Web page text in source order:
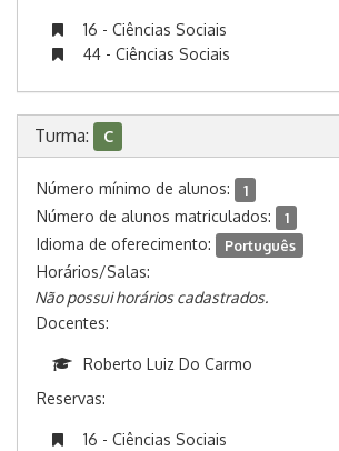
16 - Ciências Sociais
44 - Ciências Sociais
Turma: C
Número mínimo de alunos: 1
Número de alunos matriculados: 1
Idioma de oferecimento: Português
Horários/Salas:
Não possui horários cadastrados.
Docentes:
Roberto Luiz Do Carmo
Reservas:
16 - Ciências Sociais